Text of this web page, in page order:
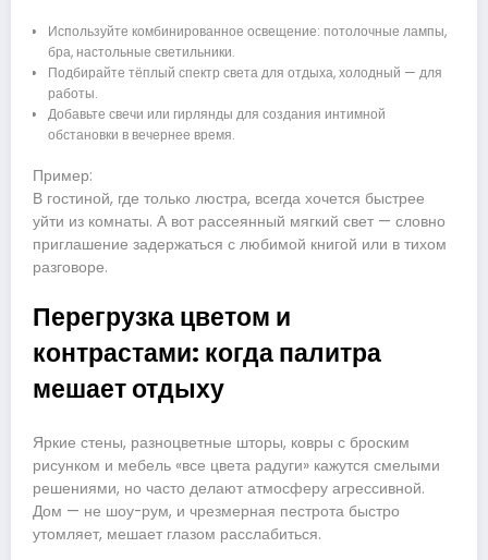
Используйте комбинированное освещение: потолочные лампы,
бра, настольные светильники.
Подбирайте тёплый спектр света для отдыха, холодный — для
работы.
Добавьте свечи или гирлянды для создания интимной
обстановки в вечернее время.
Пример:
В гостиной, где только люстра, всегда хочется быстрее
уйти из комнаты. А вот рассеянный мягкий свет — словно
приглашение задержаться с любимой книгой или в тихом
разговоре.
Перегрузка цветом и
контрастами: когда палитра
мешает отдыху
Яркие стены, разноцветные шторы, ковры с броским
рисунком и мебель «все цвета радуги» кажутся смелыми
решениями, но часто делают атмосферу агрессивной.
Дом — не шоу-рум, и чрезмерная пестрота быстро
утомляет, мешает глазом расслабиться.